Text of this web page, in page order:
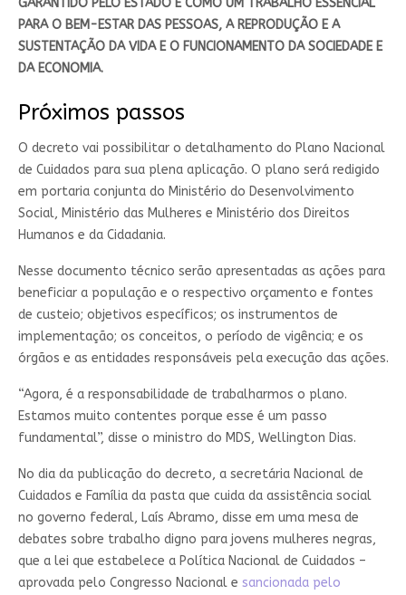
GARANTIDO PELO ESTADO E COMO UM TRABALHO ESSENCIAL
PARA O BEM-ESTAR DAS PESSOAS, A REPRODUÇÃO E A
SUSTENTAÇÃO DA VIDA E O FUNCIONAMENTO DA SOCIEDADE E
DA ECONOMIA.
Próximos passos
O decreto vai possibilitar o detalhamento do Plano Nacional
de Cuidados para sua plena aplicação. O plano será redigido
em portaria conjunta do Ministério do Desenvolvimento
Social, Ministério das Mulheres e Ministério dos Direitos
Humanos e da Cidadania.
Nesse documento técnico serão apresentadas as ações para
beneficiar a população e o respectivo orçamento e fontes
de custeio; objetivos específicos; os instrumentos de
implementação; os conceitos, o período de vigência; e os
órgãos e as entidades responsáveis pela execução das ações.
“Agora, é a responsabilidade de trabalharmos o plano.
Estamos muito contentes porque esse é um passo
fundamental”, disse o ministro do MDS, Wellington Dias.
No dia da publicação do decreto, a secretária Nacional de
Cuidados e Família da pasta que cuida da assistência social
no governo federal, Laís Abramo, disse em uma mesa de
debates sobre trabalho digno para jovens mulheres negras,
que a lei que estabelece a Política Nacional de Cuidados –
aprovada pelo Congresso Nacional e sancionada pelo